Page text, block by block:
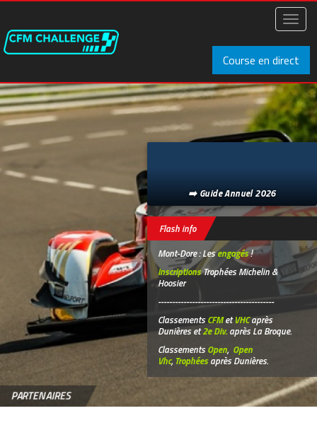
Aller
principal
Course en direct
➡️ Guide Annuel 2026
Flash info
Mont-Dore : Lesengagés!
InscriptionsTrophées Michelin &
Hoosier
-----------------------------------------
ClassementsCFMetVHCaprès
Dunières et2e Div. après La Broque.
ClassementsOpen, Open
Vhc, Trophéesaprès Dunières.
PARTENAIRES